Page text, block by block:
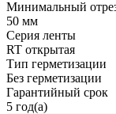
Минимальный
50 мм
Серия ленты
RT открытая
Тип герметизации
Без герметизации
Гарантийный срок
5 год(а)